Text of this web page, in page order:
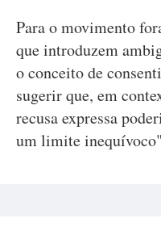
Para o movimento
que introduzem
o conceito de
sugerir que, em
recusa expressa
um limite